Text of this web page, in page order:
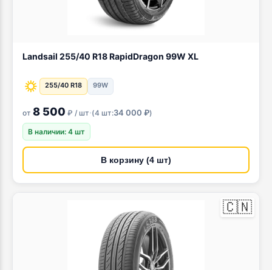
Landsail 255/40 R18 RapidDragon 99W XL
255/40 R18 99W
от 8 500 ₽ / шт·(4 шт:34 000 ₽)
В наличии: 4 шт
В корзину (4 шт)
🇨🇳